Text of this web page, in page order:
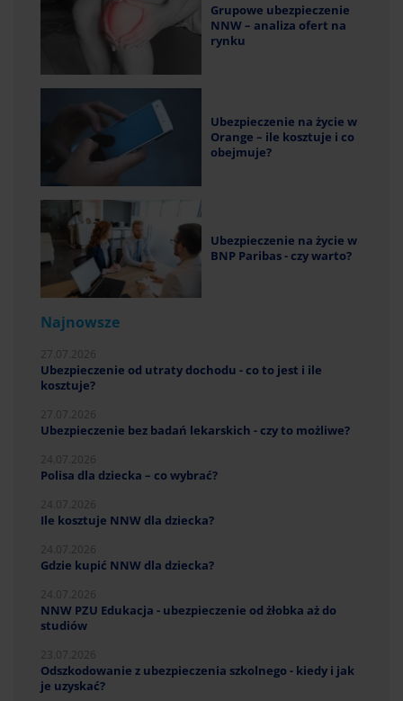
Grupowe ubezpieczenie
NNW – analiza ofert na
rynku
Ubezpieczenie na życie w
Orange – ile kosztuje i co
obejmuje?
Ubezpieczenie na życie w
BNP Paribas - czy warto?
Najnowsze
Ubezpieczenie od utraty dochodu - co to jest i ile
kosztuje?
Ubezpieczenie bez badań lekarskich - czy to możliwe?
Polisa dla dziecka – co wybrać?
Ile kosztuje NNW dla dziecka?
Gdzie kupić NNW dla dziecka?
NNW PZU Edukacja - ubezpieczenie od żłobka aż do
studiów
Odszkodowanie z ubezpieczenia szkolnego - kiedy i jak
je uzyskać?